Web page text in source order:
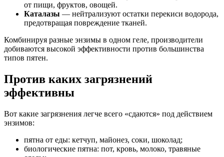
от пищи, фруктов, овощей.
Каталазы — нейтрализуют остатки перекиси водорода,
предотвращая повреждение тканей.
Комбинируя разные энзимы в одном геле, производители
добиваются высокой эффективности против большинства
типов пятен.
Против каких загрязнений
эффективны
Вот какие загрязнения легче всего «сдаются» под действием
энзимов:
пятна от еды: кетчуп, майонез, соки, шоколад;
биологические пятна: пот, кровь, молоко, травяные